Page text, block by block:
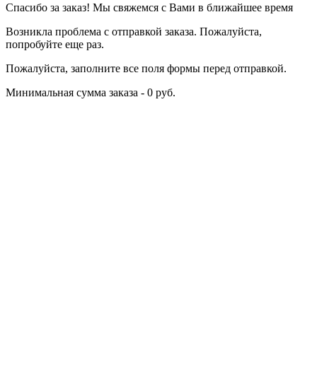
Спасибо за заказ! Мы свяжемся с Вами в ближайшее время
Возникла проблема с отправкой заказа. Пожалуйста,
попробуйте еще раз.
Пожалуйста, заполните все поля формы перед отправкой.
Минимальная сумма заказа - 0 руб.